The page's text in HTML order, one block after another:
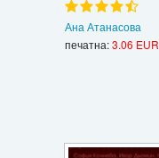
Ана Атанасова
печатна:3.06 EUR